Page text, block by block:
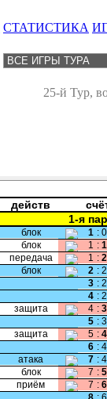
СТАТИСТИКА
25-й Тур,
действ
1-я
блок 1 : 0
блок 1 : 1
передача 1 : 2
блок 2 : 2
3 : 2
4 : 2
защита 4 : 3
5 : 3
защита 5 : 4
6 : 4
атака 7 : 4
блок 7 : 5
приём 7 : 6